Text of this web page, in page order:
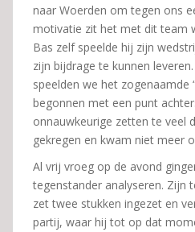
naar Woerden om tegen ons
motivatie zit het met dit team
Bas zelf speelde hij zijn
zijn bijdrage te kunnen
speelden we het zogenaamde
begonnen met een punt
onnauwkeurige zetten te veel
gekregen en kwam niet meer
Al vrij vroeg op de avond
tegenstander analyseren. Zijn
zet twee stukken ingezet en
partij, waar hij tot op dat